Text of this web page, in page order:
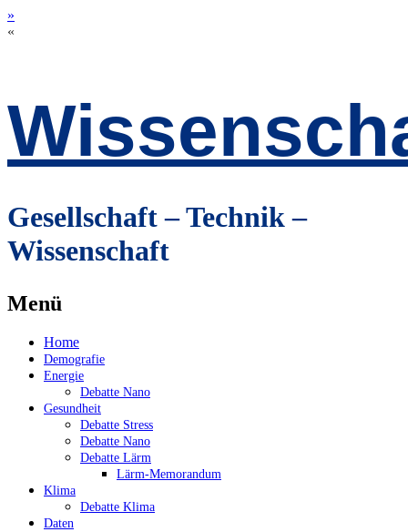
»
«
Gesellschaft – Technik –
Wissenschaft
Menü
Zum
Inhalt
springen
Home
Demografie
Energie
Debatte Nano
Gesundheit
Debatte Stress
Debatte Nano
Debatte Lärm
Lärm-Memorandum
Klima
Debatte Klima
Daten